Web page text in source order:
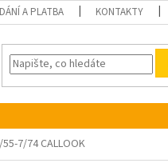
A PLATBA KONTAKTY
7/74 CALLOOK